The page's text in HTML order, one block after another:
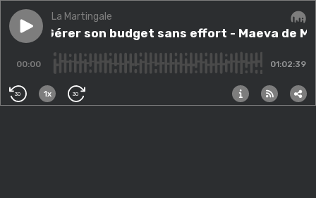
Play episode#101 - Gérer son budget sans effort - Maeva de
La Martingale
#101 - Gérer son budget sans effort - Maeva de
00:00 01:02:39
30 1x 30